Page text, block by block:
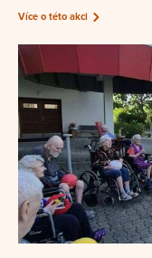
Více o této akci